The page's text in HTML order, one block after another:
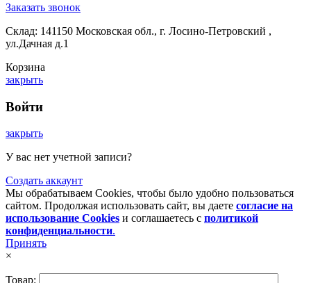
Заказать звонок
Склад: 141150 Московская обл., г. Лосино-Петровский ,
ул.Дачная д.1
Корзина
закрыть
Войти
закрыть
У вас нет учетной записи?
Создать аккаунт
Мы обрабатываем Cookies, чтобы было удобно пользоваться
сайтом. Продолжая использовать сайт, вы даете согласие на
использование Cookies и соглашаетесь с политикой
конфиденциальности.
Принять
×
Товар: